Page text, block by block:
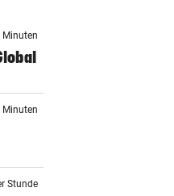
Minuten
Minuten
Stunde